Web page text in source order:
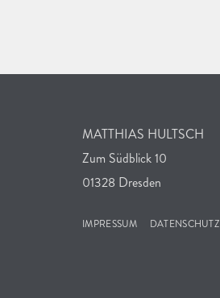
MATTHIAS HULTSCH
Zum Südblick 10
01328 Dresden
IMPRESSUM DATENSCHUTZ